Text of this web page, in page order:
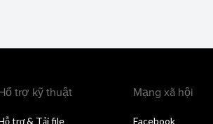
trợ kỹ thuật
trợ & Tải file
Mạng xã hội
Facebook